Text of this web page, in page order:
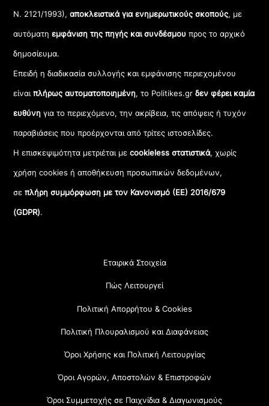
Ν. 2121/1993), αποκλειστικά για ενημερωτικούς σκοπούς, με
αυτόματηεμφάνιση της πηγής και συνδέσμου προς το αρχικό
δημοσίευμα.
Επειδή η διαδικασία συλλογής και εμφάνισης περιεχομένου
είναιπλήρως αυτοματοποιημένη, το Politikes.grδεν φέρει καμία
ευθύνη για το περιεχόμενο, την ακρίβεια, τις απόψεις ή τυχόν
παραβιάσεις που προέρχονται από τρίτες ιστοσελίδες.
Η επισκεψιμότητα μετριέται μεcookieless στατιστικά, χωρίς
χρήση cookies ή αποθήκευση προσωπικών δεδομένων,
σεπλήρη συμμόρφωση με τον Κανονισμό (ΕΕ) 2016/679
(GDPR).
Εταιρικά Στοιχεία
Πώς Λειτουργεί
Πολιτική Απορρήτου & Cookies
Πολιτική Πλουραλισμού και Διαφάνειας
Όροι Χρήσης και Πολιτική Λειτουργίας
Όροι Αγορών, Αποστολών & Επιστροφών
Όροι Συμμετοχής σε Παιχνίδια & Διαγωνισμούς